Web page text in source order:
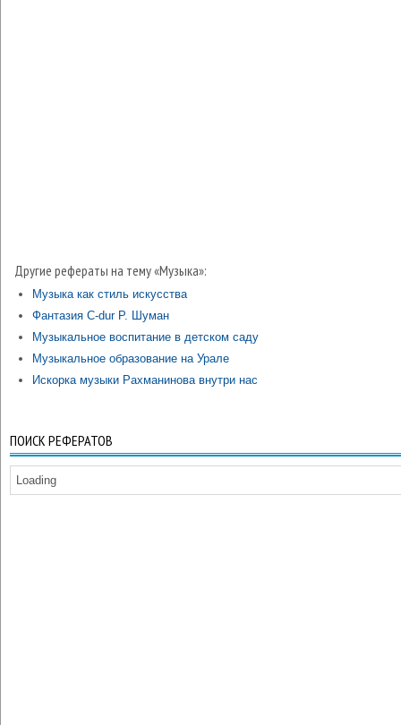
Другие рефераты на тему «Музыка»:
Музыка как стиль искусства
Фантазия C-dur Р. Шуман
Музыкальное воспитание в детском саду
Музыкальное образование на Урале
Искорка музыки Рахманинова внутри нас
ПОИСК РЕФЕРАТОВ
Loading